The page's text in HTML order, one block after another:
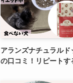
アランズナチュラル
の口コミ！リピートす